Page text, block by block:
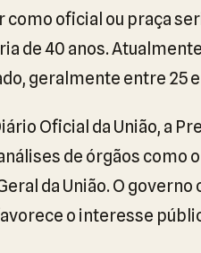
oficial ou praça
de 40 anos.
geralmente entre 25
Oficial da União, a
de órgãos como
da União. O
o interesse